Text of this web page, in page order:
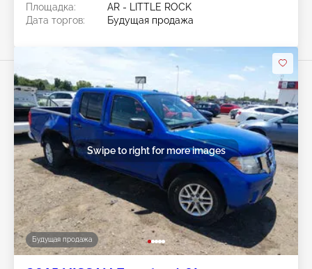
Площадка:
AR - LITTLE ROCK
Дата торгов:
Будущая продажа
Будущая продажа
Swipe to right for more images